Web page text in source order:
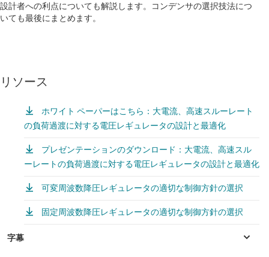
設計者への利点についても解説します。コンデンサの選択技法につ
いても最後にまとめます。
リソース
ホワイト ペーパーはこちら：大電流、高速スルーレート
の負荷過渡に対する電圧レギュレータの設計と最適化
プレゼンテーションのダウンロード：大電流、高速スル
ーレートの負荷過渡に対する電圧レギュレータの設計と最適化
可変周波数降圧レギュレータの適切な制御方針の選択
固定周波数降圧レギュレータの適切な制御方針の選択